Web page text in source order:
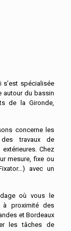
spécialisée
autour du bassin
de la Gironde,
concerne les
travaux de
Chez
mesure, fixe ou
avec un
où vous le
à proximité des
et Bordeaux
les tâches de